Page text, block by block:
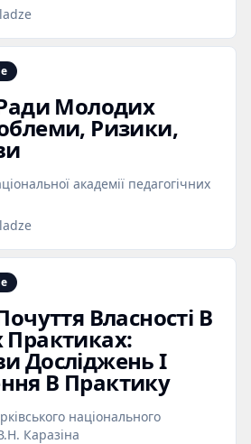
Ради Молодих
Ризики,
академії педагогічних
Власності В
Практиках:
Досліджень І
В Практику
національного
Каразіна